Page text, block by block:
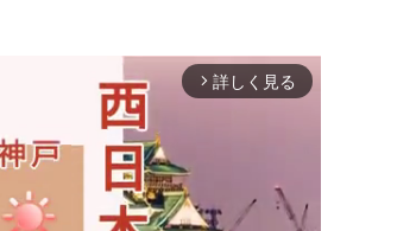
arrow_forward_ios 詳しく見る